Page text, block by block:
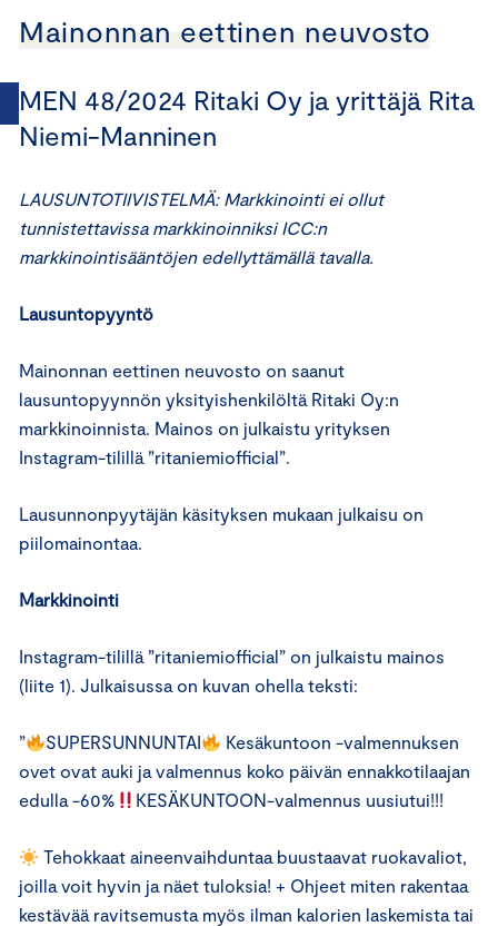
Mainonnan eettinen neuvosto
MEN 48/2024 Ritaki Oy ja yrittäjä Rita
Niemi-Manninen
LAUSUNTOTIIVISTELMÄ: Markkinointi ei ollut
tunnistettavissa markkinoinniksi ICC:n
markkinointisääntöjen edellyttämällä tavalla.
Lausuntopyyntö
Mainonnan eettinen neuvosto on saanut
lausuntopyynnön yksityishenkilöltä Ritaki Oy:n
markkinoinnista. Mainos on julkaistu yrityksen
Instagram-tilillä ”ritaniemiofficial”.
Lausunnonpyytäjän käsityksen mukaan julkaisu on
piilomainontaa.
Markkinointi
Instagram-tilillä ”ritaniemiofficial” on julkaistu mainos
(liite 1). Julkaisussa on kuvan ohella teksti:
” SUPERSUNNUNTAI
Kesäkuntoon -valmennuksen
ovet ovat auki ja valmennus koko päivän ennakkotilaajan
edulla -60%
KESÄKUNTOON-valmennus uusiutui!!!
Tehokkaat aineenvaihduntaa buustaavat ruokavaliot,
joilla voit hyvin ja näet tuloksia! + Ohjeet miten rakentaa
kestävää ravitsemusta myös ilman kalorien laskemista tai